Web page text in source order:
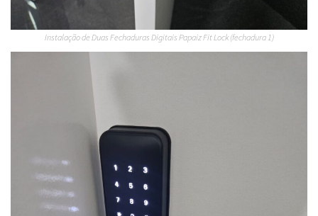
Instalação de Duas Fechaduras Digitais Papaiz Fit Lock (fechadura 1)